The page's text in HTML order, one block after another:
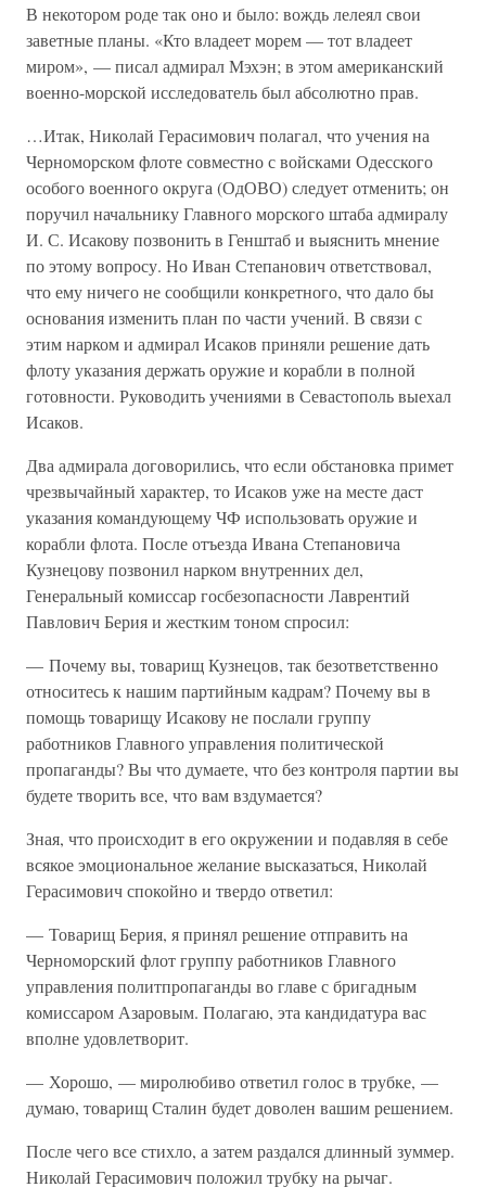
В некотором роде так оно и было: вождь лелеял свои
заветные планы. «Кто владеет морем — тот владеет
миром», — писал адмирал Мэхэн; в этом американский
военно-морской исследователь был абсолютно прав.
…Итак, Николай Герасимович полагал, что учения на
Черноморском флоте совместно с войсками Одесского
особого военного округа (ОдОВО) следует отменить; он
поручил начальнику Главного морского штаба адмиралу
И. С. Исакову позвонить в Генштаб и выяснить мнение
по этому вопросу. Но Иван Степанович ответствовал,
что ему ничего не сообщили конкретного, что дало бы
основания изменить план по части учений. В связи с
этим нарком и адмирал Исаков приняли решение дать
флоту указания держать оружие и корабли в полной
готовности. Руководить учениями в Севастополь выехал
Исаков.
Два адмирала договорились, что если обстановка примет
чрезвычайный характер, то Исаков уже на месте даст
указания командующему ЧФ использовать оружие и
корабли флота. После отъезда Ивана Степановича
Кузнецову позвонил нарком внутренних дел,
Генеральный комиссар госбезопасности Лаврентий
Павлович Берия и жестким тоном спросил:
— Почему вы, товарищ Кузнецов, так безответственно
относитесь к нашим партийным кадрам? Почему вы в
помощь товарищу Исакову не послали группу
работников Главного управления политической
пропаганды? Вы что думаете, что без контроля партии вы
будете творить все, что вам вздумается?
Зная, что происходит в его окружении и подавляя в себе
всякое эмоциональное желание высказаться, Николай
Герасимович спокойно и твердо ответил:
— Товарищ Берия, я принял решение отправить на
Черноморский флот группу работников Главного
управления политпропаганды во главе с бригадным
комиссаром Азаровым. Полагаю, эта кандидатура вас
вполне удовлетворит.
— Хорошо, — миролюбиво ответил голос в трубке, —
думаю, товарищ Сталин будет доволен вашим решением.
После чего все стихло, а затем раздался длинный зуммер.
Николай Герасимович положил трубку на рычаг.